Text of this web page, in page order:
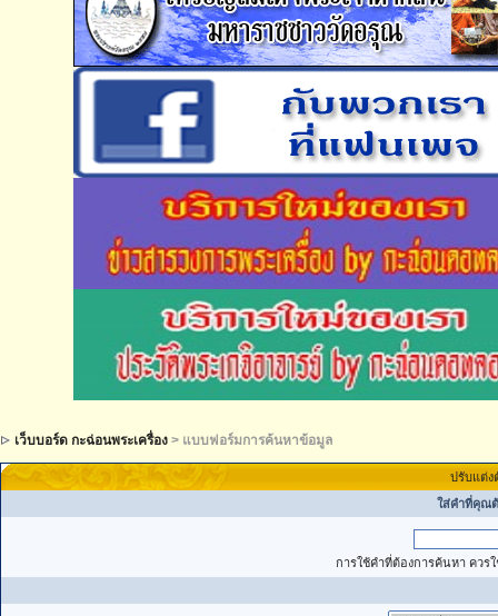
เว็บบอร์ด กะฉ่อนพระเครื่อง > แบบฟอร์มการค้นหาข้อมูล
ปรับแต่ง
ใส่คำที่คุณ
การใช้คำที่ต้องการค้นหา ควร